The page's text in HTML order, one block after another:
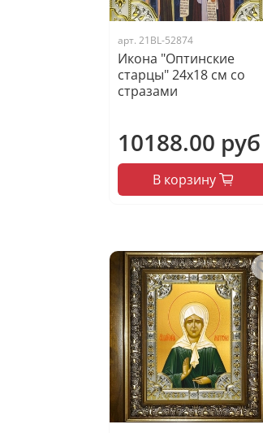
арт. 21BL-52874
Икона "Оптинские
старцы" 24х18 см со
стразами
10188.00 руб
В корзину